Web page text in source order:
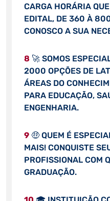
CARGA HORÁRIA
EDITAL, DE 360 À
CONOSCO A SUA
8 🚀 SOMOS
2000 OPÇÕES DE
ÁREAS DO
PARA EDUCAÇÃO,
ENGENHARIA.
9🤑 QUEM É
MAIS! CONQUISTE
PROFISSIONAL COM
GRADUAÇÃO.